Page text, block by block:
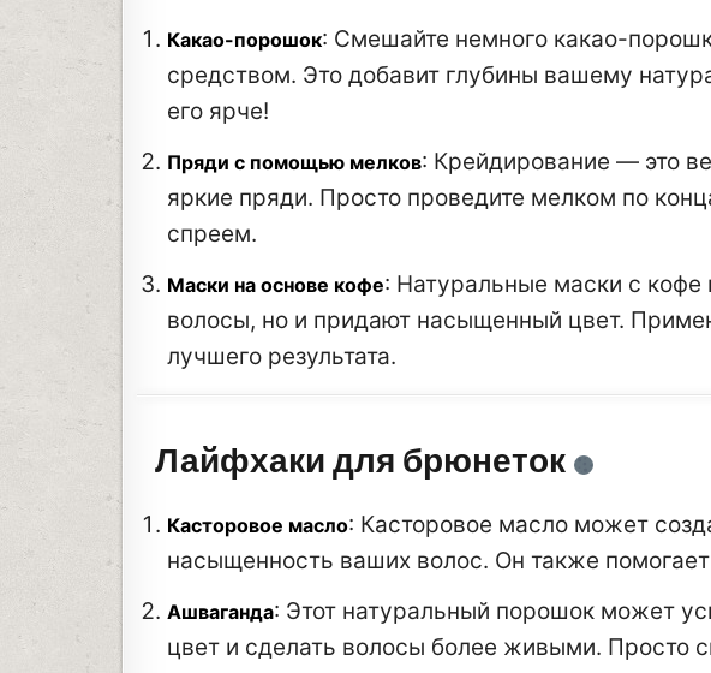
Какао-порошок: Смешайте немного какао-
средством. Это добавит глубины вашему
его ярче!
Пряди с помощью мелков: Крейдирование — это
яркие пряди. Просто проведите мелком по
спреем.
Маски на основе кофе: Натуральные маски с кофе
волосы, но и придают насыщенный цвет.
лучшего результата.
Лайфхаки для брюнеток
Касторовое масло: Касторовое масло может
насыщенность ваших волос. Он также
Ашваганда: Этот натуральный порошок может
цвет и сделать волосы более живыми. Просто